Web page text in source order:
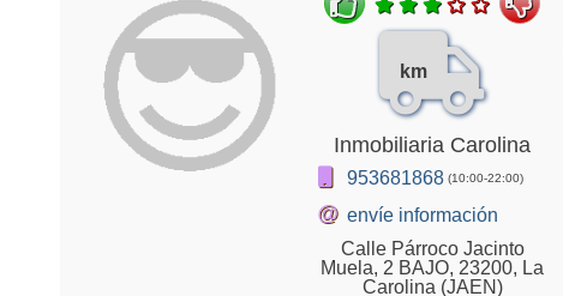
km
Inmobiliaria Carolina
953681868 (10:00-22:00)
@ envíe información
Calle Párroco Jacinto
Muela, 2 BAJO, 23200, La
Carolina (JAEN)